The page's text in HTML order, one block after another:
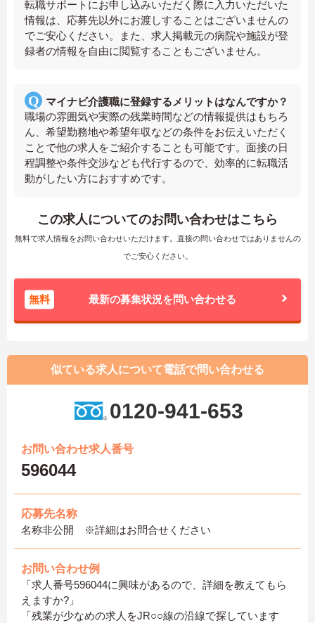
転職サポートにお申し込みいただく際に入力いただいた
情報は、応募先以外にお渡しすることはございませんの
でご安心ください。また、求人掲載元の病院や施設が登
録者の情報を自由に閲覧することもございません。
マイナビ介護職に登録するメリットはなんですか？
職場の雰囲気や実際の残業時間などの情報提供はもちろ
ん、希望勤務地や希望年収などの条件をお伝えいただく
ことで他の求人をご紹介することも可能です。面接の日
程調整や条件交渉なども代行するので、効率的に転職活
動がしたい方におすすめです。
この求人についてのお問い合わせはこちら
無料で求人情報をお問い合わせいただけます。直接の問い合わせではありませんの
でご安心ください。
無料 最新の募集状況を問い合わせる
似ている求人について電話で問い合わせる
0120-941-653
お問い合わせ求人番号
596044
応募先名称
名称非公開 ※詳細はお問合せください
お問い合わせ例
「求人番号596044に興味があるので、詳細を教えてもら
えますか?」
「残業が少なめの求人をJR○○線の沿線で探しています